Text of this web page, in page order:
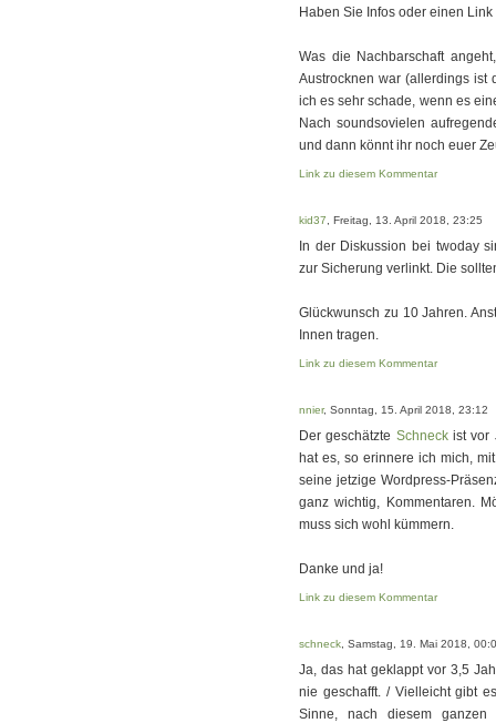
Haben Sie Infos oder einen
Was die Nachbarschaft
Austrocknen war (allerdings ist
ich es sehr schade, wenn es
Nach soundsovielen
und dann könnt ihr noch euer
Link zu diesem Kommentar
kid37 , Freitag, 13. April 2018, 23:25
In der Diskussion bei twoday
zur Sicherung verlinkt. Die
Glückwunsch zu 10 Jahren.
Innen tragen.
Link zu diesem Kommentar
nnier, Sonntag, 15. April 2018, 23:12
Der geschätzte Schneckist vor
hat es, so erinnere ich mich,
seine jetzige Wordpress-
ganz wichtig, Kommentaren.
muss sich wohl kümmern.
Danke und ja!
Link zu diesem Kommentar
schneck , Samstag, 19. Mai 2018,
Ja, das hat geklappt vor 3,5
nie geschafft. / Vielleicht gibt
Sinne, nach diesem ganzen